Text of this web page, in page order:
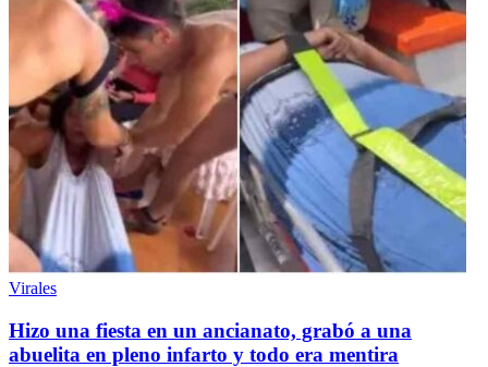
Virales
Hizo una fiesta en un ancianato, grabó a una
abuelita en pleno infarto y todo era mentira